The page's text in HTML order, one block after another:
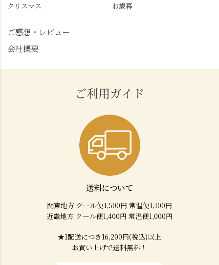
クリスマス
お歳暮
ご感想・レビュー
会社概要
ご利用ガイド
送料について
関東地方 クール便1,500円 常温便1,100円
近畿地方 クール便1,400円 常温便1,000円
★1配送につき16,200円(税込)以上
お買い上げで送料無料！